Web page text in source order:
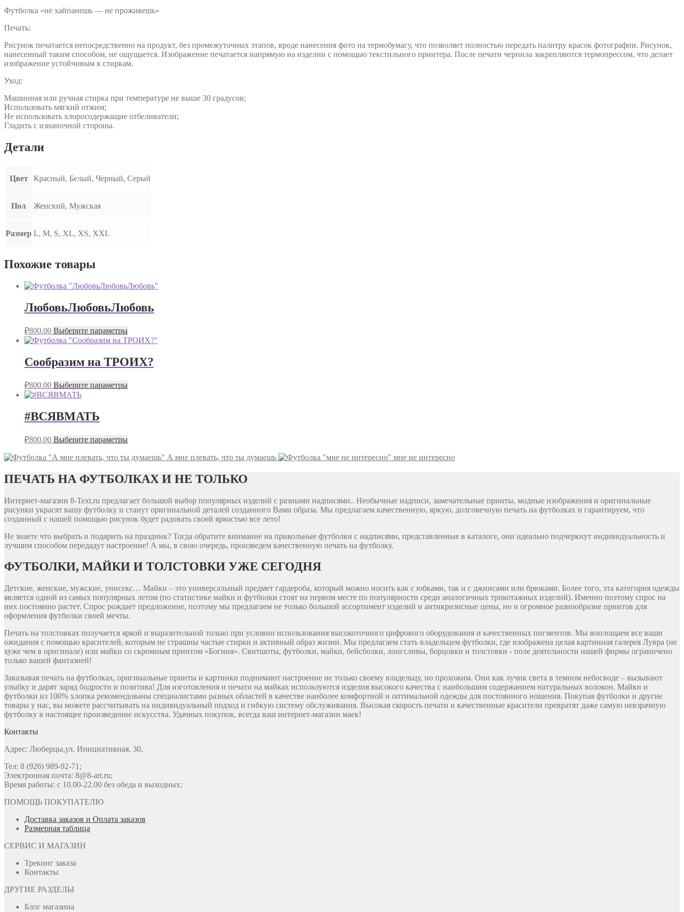
Футболка «не хайпанешь — не проживешь»
Печать:
Рисунок печатается непосредственно на продукт, без промежуточных этапов, вроде нанесения фото на термобумагу, что позволяет полностью передать палитру красок фотографии. Рисунок,
нанесенный таким способом, не ощущается. Изображение печатается напрямую на изделии с помощью текстильного принтера. После печати чернила закрепляются термопрессом, что делает
изображение устойчивым к стиркам.
Уход:
Машинная или ручная стирка при температуре не выше 30 градусов;
Использовать мягкий отжим;
Не использовать хлоросодержащие отбеливатели;
Гладить с изнаночной стороны.
Детали
Цвет Красный, Белый, Черный, Серый
Пол Женский, Мужская
Размер L, M, S, XL, XS, XXL
Похожие товары
ЛюбовьЛюбовьЛюбовь
₽800.00 Выберите параметры
Сообразим на ТРОИХ?
₽800.00 Выберите параметры
#ВСЯВМАТЬ
₽800.00 Выберите параметры
А мне плевать, что ты думаешь мне не интересно
ПЕЧАТЬ НА ФУТБОЛКАХ И НЕ ТОЛЬКО
Интернет-магазин 8-Text.ru предлагает большой выбор популярных изделий с разными надписями.. Необычные надписи, замечательные принты, модные изображения и оригинальные
рисунки украсят вашу футболку и станут оригинальной деталей созданного Вами образа. Мы предлагаем качественную, яркую, долговечную печать на футболках и гарантируем, что
созданный с нашей помощью рисунок будет радовать своей яркостью все лето!
Не знаете что выбрать и подарить на праздник? Тогда обратите внимание на прикольные футболки с надписями, представленные в каталоге, они идеально подчеркнут индивидуальность и
лучшим способом передадут настроение! А мы, в свою очередь, произведем качественную печать на футболку.
ФУТБОЛКИ, МАЙКИ И ТОЛСТОВКИ УЖЕ СЕГОДНЯ
Детские, женские, мужские, унисекс… Майки – это универсальный предмет гардероба, который можно носить как с юбками, так и с джинсами или брюками. Более того, эта категория одежды
является одной из самых популярных летом (по статистике майки и футболки стоят на первом месте по популярности среди аналогичных трикотажных изделий). Именно поэтому спрос на
них постоянно растет. Спрос рождает предложение, поэтому мы предлагаем не только большой ассортимент изделий и антикризисные цены, но и огромное разнообразие принтов для
оформления футболки своей мечты.
Печать на толстовках получается яркой и выразительной только при условии использования высокоточного цифрового оборудования и качественных пигментов. Мы воплощаем все ваши
ожидания с помощью красителей, которым не страшны частые стирки и активный образ жизни. Мы предлагаем стать владельцем футболки, где изображена целая картинная галерея Лувра (не
хуже чем в оригинале) или майки со скромным принтом «Богиня». Свитшоты, футболки, майки, бейсболки, лонгсливы, борцовки и толстовки - поле деятельности нашей фирмы ограничено
только вашей фантазией!
Заказывая печать на футболках, оригинальные принты и картинки поднимают настроение не только своему владельцу, но прохожим. Они как лучик света в темном небосводе – вызывают
улыбку и дарят заряд бодрости и позитива! Для изготовления и печати на майках используются изделия высокого качества с наибольшим содержанием натуральных волокон. Майки и
футболки из 100% хлопка рекомендованы специалистами разных областей в качестве наиболее комфортной и оптимальной одежды для постоянного ношения. Покупая футболки и другие
товары у нас, вы можете рассчитывать на индивидуальный подход и гибкую систему обслуживания. Высокая скорость печати и качественные красители превратят даже самую невзрачную
футболку в настоящее произведение искусства. Удачных покупок, всегда ваш интернет-магазин маек!
Контакты
Адрес: Люберцы,ул. Инициативная, 30,
Тел: 8 (926) 989-92-71;
Электронная почта: 8@8-art.ru;
Время работы: с 10.00-22.00 без обеда и выходных;
ПОМОЩЬ ПОКУПАТЕЛЮ
Доставка заказов и Оплата заказов
Размерная таблица
СЕРВИС И МАГАЗИН
Трекинг заказа
Контакты
ДРУГИЕ РАЗДЕЛЫ
Блог магазина